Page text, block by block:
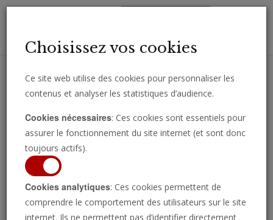
importantes directement par e-mail.
Choisissez vos cookies
Ce site web utilise des cookies pour personnaliser les
contenus et analyser les statistiques d’audience.
Cookies nécessaires: Ces cookies sont essentiels pour
assurer le fonctionnement du site internet (et sont donc
toujours actifs).
Cookies analytiques: Ces cookies permettent de
comprendre le comportement des utilisateurs sur le site
internet. Ils ne permettent pas d’identifier directement